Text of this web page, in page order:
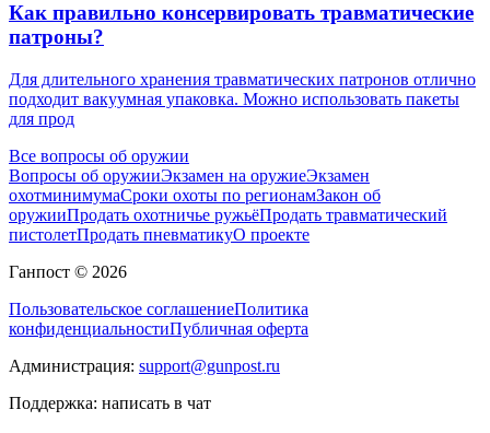
Как правильно консервировать травматические
патроны?
Для длительного хранения травматических патронов отлично
подходит вакуумная упаковка. Можно использовать пакеты
для прод
Все вопросы об оружии
Вопросы об оружииЭкзамен на оружиеЭкзамен
охотминимумаСроки охоты по регионамЗакон об
оружииПродать охотничье ружьёПродать травматический
пистолетПродать пневматикуО проекте
Ганпост © 2026
Пользовательское соглашениеПолитика
конфиденциальностиПубличная оферта
Администрация: support@gunpost.ru
Поддержка: написать в чат